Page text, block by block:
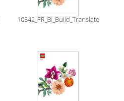
10342_FR_BI_Build_Translate